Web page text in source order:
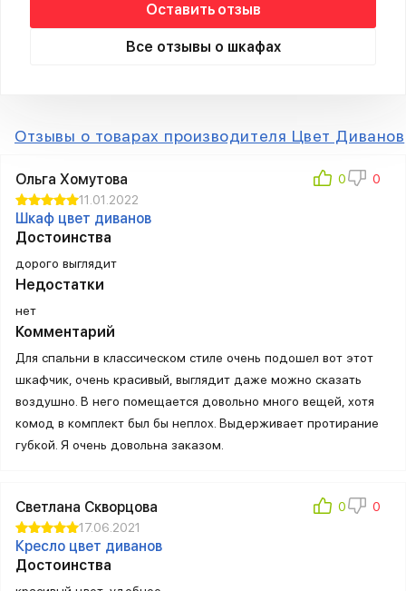
Оставить отзыв
Все отзывы о шкафах
Отзывы о товарах производителя Цвет Диванов
Ольга Хомутова
11.01.2022
Шкаф цвет диванов
Достоинства
дорого выглядит
Недостатки
нет
Комментарий
Для спальни в классическом стиле очень подошел вот этот
шкафчик, очень красивый, выглядит даже можно сказать
воздушно. В него помещается довольно много вещей, хотя
комод в комплект был бы неплох. Выдерживает протирание
губкой. Я очень довольна заказом.
Светлана Скворцова
17.06.2021
Кресло цвет диванов
Достоинства